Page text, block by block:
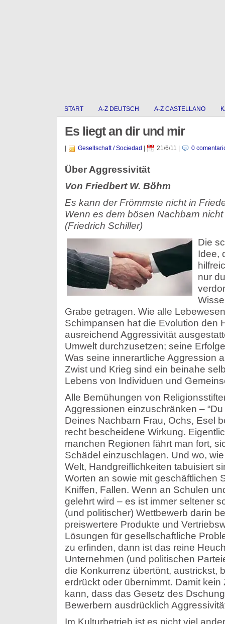
START A-Z DEUTSCH A-Z CASTELLANO
Es liegt an dir und mir
Gesellschaft / Sociedad 21/6/11 0
Über Aggressivität
Von Friedbert W. Böhm
Es kann der Frömmste nicht in
Wenn es dem bösen Nachbarn nicht
(Friedrich Schiller)
Die
Idee,
nur
Grabe getragen. Wie alle
Schimpansen hat die Evolution den
ausreichend Aggressivität
Umwelt durchzusetzen; seine
Was seine innerartliche Aggression
Zwist und Krieg sind ein beinahe
Lebens von Individuen und
Alle Bemühungen von
Aggressionen einzuschränken –
Deines Nachbarn Frau, Ochs, Esel
recht bescheidene Wirkung.
manchen Regionen fährt man fort,
Schädel einzuschlagen. Und wo,
Welt, Handgreiflichkeiten tabuisiert
Worten an sowie mit geschäftlichen
Kniffen, Fallen. Wenn an Schulen
gelehrt wird – es ist immer seltener
(und politischer) Wettbewerb darin
preiswertere Produkte und
Lösungen für gesellschaftliche
zu erfinden, dann ist das reine
Unternehmen (und politischen
die Konkurrenz übertönt, austrickst,
erdrückt oder übernimmt. Damit
kann, dass das Gesetz des
Bewerbern ausdrücklich
Im Kulturbetrieb ist es nicht viel